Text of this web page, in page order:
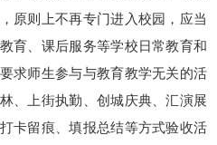
原则上不再专门进入校园，应当
育、课后服务等学校日常教育和
求师生参与与教育教学无关的活
、上街执勤、创城庆典、汇演展
卡留痕、填报总结等方式验收活